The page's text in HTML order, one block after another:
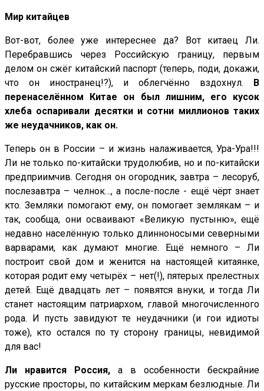
Мир китайцев
Вот-вот, более уже интереснее да? Вот китаец Ли.
Перебравшись через Российскую границу, первым
делом он сжёг китайский паспорт (теперь, поди, докажи,
что он иностранец!?), и облегчённо вздохнул.
В
перенаселённом Китае он был лишним, его кусок
хлеба оспаривали десятки и сотни миллионов таких
же неудачников, как он.
Теперь он в России – и жизнь налаживается, Ура-Ура!!!
Ли не только по-китайски трудолюбив, но и по-китайски
предприимчив. Сегодня он огородник, завтра – лесоруб,
послезавтра – челнок…, а после-после - ещё чёрт знает
кто. Земляки помогают ему, он помогает землякам – и
так, сообща, они осваивают «Великую пустыню», ещё
недавно населённую только длинноносыми северными
варварами, как думают многие. Ещё немного – Ли
построит свой дом и женится на настоящей китаянке,
которая родит ему четырёх – нет(!), пятерых прелестных
детей. Ещё двадцать лет – появятся внуки, и тогда Ли
станет настоящим патриархом, главой многочисленного
рода. И пусть завидуют те неудачники (и гои идиоты
тоже), кто остался по ту сторону границы, невидимой
для вас!
Ли нравится Россия, а в особенности бескрайние
русские просторы, по китайским меркам безлюдные. Ли